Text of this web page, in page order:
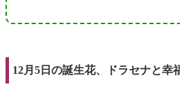
12月5日の誕生花、ドラセナと幸